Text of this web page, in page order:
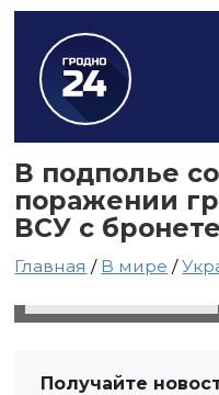
В подполье
поражении
ВСУ с
Главная / В мире /
Получайте